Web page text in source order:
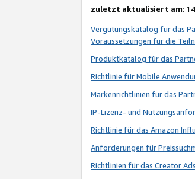
zuletzt aktualisiert am:
Vergütungskatalog für das
Voraussetzungen für die
Produktkatalog für das
Richtlinie für Mobile
Markenrichtlinien für das
IP-Lizenz- und
Richtlinie für das Amazon
Anforderungen für
Richtlinien für das Creator